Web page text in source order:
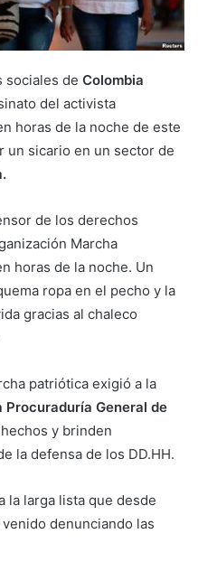
sociales de Colombia
del activista
horas de la noche de este
un sicario en un sector de
de los derechos
Marcha
horas de la noche. Un
ropa en el pecho y la
gracias al chaleco
patriótica exigió a la
Procuraduría General de
y brinden
la defensa de los DD.HH.
la larga lista que desde
denunciando las